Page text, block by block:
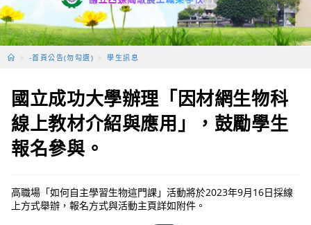
> -首頁公告(勿勾選) > 學生訊息
國立成功大學辦理「因材網生物科
線上教材介紹與應用」，鼓勵學生
報名參與。
高職場「如何自主學習生物這門課」活動將於2023年9月16日採線
上方式舉辦，報名方式與活動主頁詳如附件。